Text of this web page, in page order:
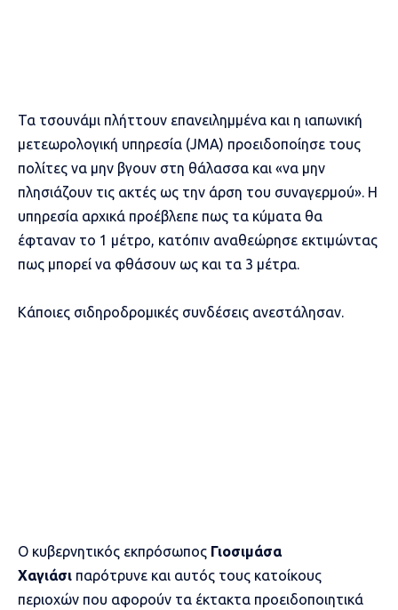
Τα τσουνάμι πλήττουν επανειλημμένα και η ιαπωνική
μετεωρολογική υπηρεσία (JMA) προειδοποίησε τους
πολίτες να μην βγουν στη θάλασσα και «να μην
πλησιάζουν τις ακτές ως την άρση του συναγερμού». Η
υπηρεσία αρχικά προέβλεπε πως τα κύματα θα
έφταναν το 1 μέτρο, κατόπιν αναθεώρησε εκτιμώντας
πως μπορεί να φθάσουν ως και τα 3 μέτρα.
Κάποιες σιδηροδρομικές συνδέσεις ανεστάλησαν.
Ο κυβερνητικός εκπρόσωπος Γιοσιμάσα
Χαγιάσι παρότρυνε και αυτός τους κατοίκους
περιοχών που αφορούν τα έκτακτα προειδοποιητικά